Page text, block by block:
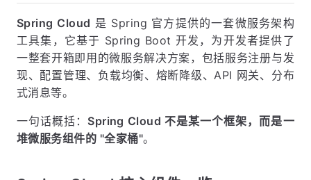
Spring Cloud 是 Spring 官方提供的一套微服务架构
工具集，它基于 Spring Boot 开发，为开发者提供了
一整套开箱即用的微服务解决方案，包括服务注册与发
现、配置管理、负载均衡、熔断降级、API 网关、分布
式消息等。
一句话概括： Spring Cloud 不是某一个框架，而是一
堆微服务组件的 "全家桶"。